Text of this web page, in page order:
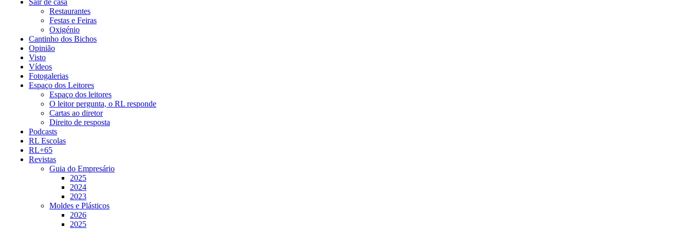
Restaurantes
Festas e Feiras
Oxigénio
Cantinho dos Bichos
Opinião
Visto
Vídeos
Fotogalerias
Espaço dos Leitores
Espaço dos leitores
O leitor pergunta, o RL responde
Cartas ao diretor
Direito de resposta
Podcasts
RL Escolas
RL+65
Revistas
Guia do Empresário
2025
2024
2023
Moldes e Plásticos
2026
2025